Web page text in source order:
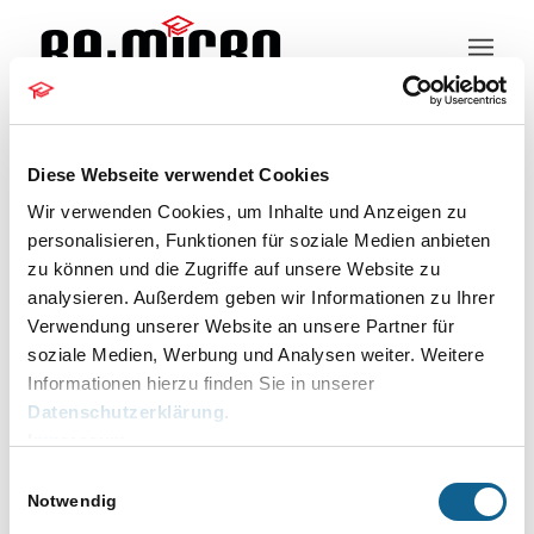
Diese Webseite verwendet Cookies
Wir verwenden Cookies, um Inhalte und Anzeigen zu
personalisieren, Funktionen für soziale Medien anbieten
zu können und die Zugriffe auf unsere Website zu
analysieren. Außerdem geben wir Informationen zu Ihrer
Verwendung unserer Website an unsere Partner für
soziale Medien, Werbung und Analysen weiter. Weitere
Informationen hierzu finden Sie in unserer
Datenschutzerklärung.
Notwendig
13.12.2021 Update
Version 2022.1
(2022.01.002)
E-Workflow / Schriftverkehr
Die Nutzung von beA erfordert die Verwendung von
Java und der Softwarebibliothek „Log4J“.